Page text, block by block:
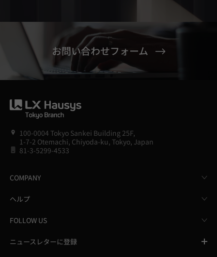
お問い合わせフォーム
100-0004 Tokyo Sankei Building 25F,
1-7-2 Otemachi, Chiyoda-ku, Tokyo, Japan
81-3-5299-4533
COMPANY
ヘルプ
FOLLOW US
ニュースレターに登録